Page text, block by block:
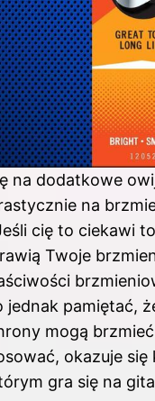
na dodatkowe
na
cię to ciekawi
Twoje
jednak pamiętać,
mogą
okazuje się
gra się na